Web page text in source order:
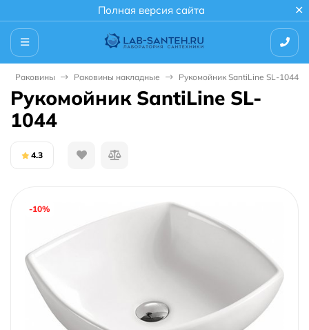
Полная версия сайта
Раковины Раковины накладные Рукомойник SantiLine SL-1044
Рукомойник SantiLine SL-
1044
4.3
-10%